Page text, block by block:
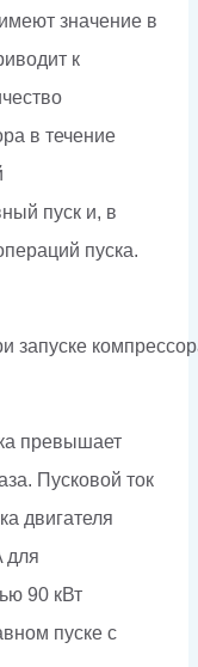
значение в
к
в течение
пуск и, в
пуска.
запуске
превышает
Пусковой ток
двигателя
для
90 кВт
пуске с